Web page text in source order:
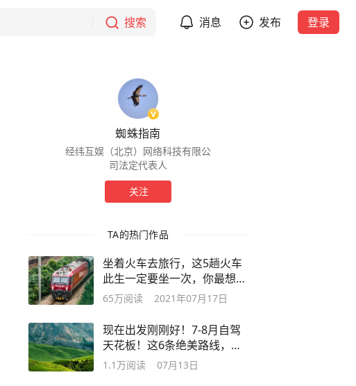
搜索 消息 发布 登录
蜘蛛指南
经纬互娱（北京）网络科技有限公
司法定代表人
关注
TA的热门作品
坐着火车去旅行，这5趟火车
此生一定要坐一次，你最想体
验哪一趟
65万阅读 2021年07月17日
现在出发刚刚好！7-8月自驾
天花板！这6条绝美路线，此
生必走一次
1.1万阅读 07月13日